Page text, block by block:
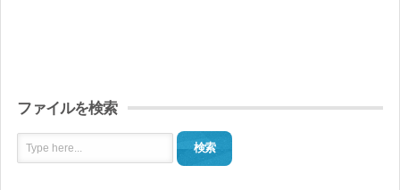
ファイルを検索
検索